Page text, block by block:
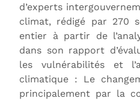
d’experts
climat, rédigé par 270
entier à partir de
dans son rapport
les vulnérabilités et
climatique : Le
principalement par la